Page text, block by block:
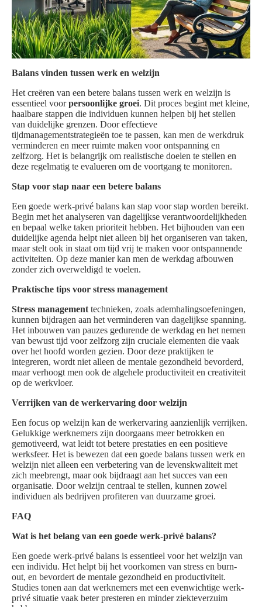
Balans vinden tussen werk en welzijn
Het creëren van een betere balans tussen werk en welzijn is
essentieel voorpersoonlijke groei. Dit proces begint met kleine,
haalbare stappen die individuen kunnen helpen bij het stellen
van duidelijke grenzen. Door effectieve
tijdmanagementstrategieën toe te passen, kan men de werkdruk
verminderen en meer ruimte maken voor ontspanning en
zelfzorg. Het is belangrijk om realistische doelen te stellen en
deze regelmatig te evalueren om de voortgang te monitoren.
Stap voor stap naar een betere balans
Een goede werk-privé balans kan stap voor stap worden bereikt.
Begin met het analyseren van dagelijkse verantwoordelijkheden
en bepaal welke taken prioriteit hebben. Het bijhouden van een
duidelijke agenda helpt niet alleen bij het organiseren van taken,
maar stelt ook in staat om tijd vrij te maken voor ontspannende
activiteiten. Op deze manier kan men de werkdag afbouwen
zonder zich overweldigd te voelen.
Praktische tips voor stress management
Stress management technieken, zoals ademhalingsoefeningen,
kunnen bijdragen aan het verminderen van dagelijkse spanning.
Het inbouwen van pauzes gedurende de werkdag en het nemen
van bewust tijd voor zelfzorg zijn cruciale elementen die vaak
over het hoofd worden gezien. Door deze praktijken te
integreren, wordt niet alleen de mentale gezondheid bevorderd,
maar verhoogt men ook de algehele productiviteit en creativiteit
op de werkvloer.
Verrijken van de werkervaring door welzijn
Een focus op welzijn kan de werkervaring aanzienlijk verrijken.
Gelukkige werknemers zijn doorgaans meer betrokken en
gemotiveerd, wat leidt tot betere prestaties en een positieve
werksfeer. Het is bewezen dat een goede balans tussen werk en
welzijn niet alleen een verbetering van de levenskwaliteit met
zich meebrengt, maar ook bijdraagt aan het succes van een
organisatie. Door welzijn centraal te stellen, kunnen zowel
individuen als bedrijven profiteren van duurzame groei.
FAQ
Wat is het belang van een goede werk-privé balans?
Een goede werk-privé balans is essentieel voor het welzijn van
een individu. Het helpt bij het voorkomen van stress en burn-
out, en bevordert de mentale gezondheid en productiviteit.
Studies tonen aan dat werknemers met een evenwichtige werk-
privé situatie vaak beter presteren en minder ziekteverzuim